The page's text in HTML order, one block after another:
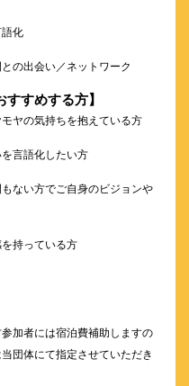
語化
の出会い／ネットワーク
すめする方】
ヤの気持ちを抱えている方
言語化したい方
ない方でご自身のビジョンや
持っている方
加者には宿泊費補助しますの
団体にて指定させていただき